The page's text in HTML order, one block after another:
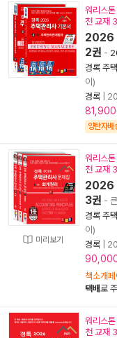
워리스
천 교재
2026
2권 -
경록 주
이)
경록
81,900
양탄자배
미리보기
워리스
천 교재
2026
3권 -
경록 주
이)
경록
책소개
택배로
워리스
천 교재